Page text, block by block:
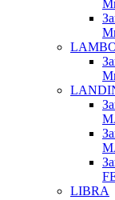
LIBRA